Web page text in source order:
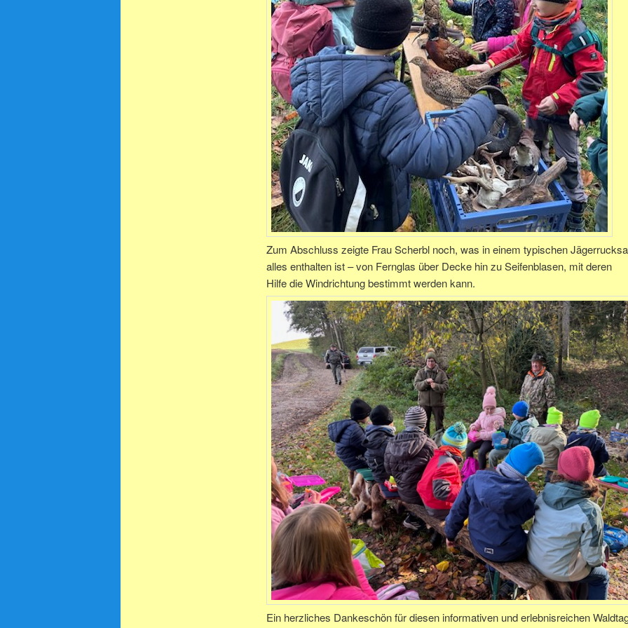
Zum Abschluss zeigte Frau Scherbl noch, was in einem typischen
alles enthalten ist – von Fernglas über Decke hin zu Seifenblasen, mit deren
Hilfe die Windrichtung bestimmt werden kann.
Ein herzliches Dankeschön für diesen informativen und erlebnisreichen